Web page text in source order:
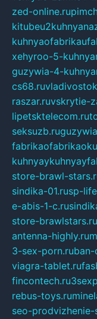
zed-online.ru
xehyroo-5-
guzywia-4-
cs68.ru
raszar.ruvskrytie-
lipetsktelecom.ru
seksuzb.ru
store-brawl-
sindika-01.rusp-
e-abis-1-c.ru
store-brawlstars.ru
antenna-highly.ru
3-sex-porn.ruban-
viagra-tablet.ru
fincontech.ru
rebus-toys.ru
seo-